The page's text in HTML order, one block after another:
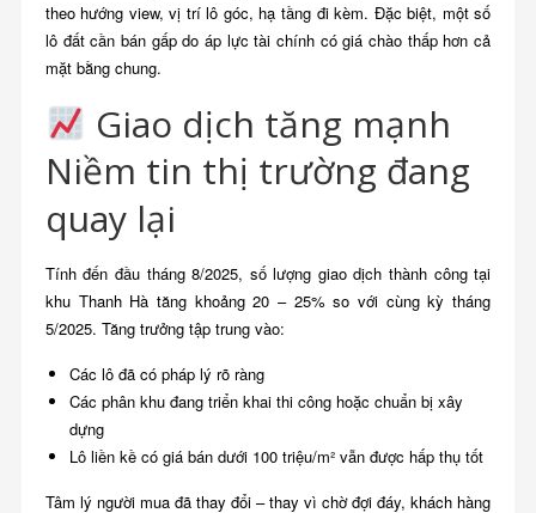
theo hướng view, vị trí lô góc, hạ tầng đi kèm. Đặc biệt, một số
lô đất cần bán gấp do áp lực tài chính có giá chào thấp hơn cả
mặt bằng chung.
Giao dịch tăng mạnh
Niềm tin thị trường đang
quay lại
Tính đến đầu tháng 8/2025, số lượng giao dịch thành công tại
khu Thanh Hà tăng khoảng 20 – 25% so với cùng kỳ tháng
5/2025. Tăng trưởng tập trung vào:
Các lô đã có pháp lý rõ ràng
Các phân khu đang triển khai thi công hoặc chuẩn bị xây
dựng
Lô liền kề có giá bán dưới 100 triệu/m² vẫn được hấp thụ tốt
Tâm lý người mua đã thay đổi – thay vì chờ đợi đáy, khách hàng